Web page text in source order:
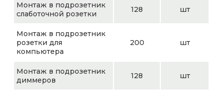
Монтаж в подрозетник
слаботочной розетки
128 шт
Монтаж в подрозетник
розетки для
компьютера
200 шт
Монтаж в подрозетник
диммеров
128 шт